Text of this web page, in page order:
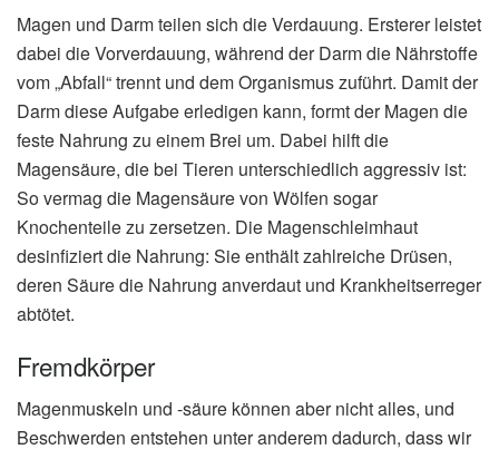
Magen und Darm teilen sich die Verdauung. Ersterer leistet
dabei die Vorverdauung, während der Darm die Nährstoffe
vom „Abfall“ trennt und dem Organismus zuführt. Damit der
Darm diese Aufgabe erledigen kann, formt der Magen die
feste Nahrung zu einem Brei um. Dabei hilft die
Magensäure, die bei Tieren unterschiedlich aggressiv ist:
So vermag die Magensäure von Wölfen sogar
Knochenteile zu zersetzen. Die Magenschleimhaut
desinfiziert die Nahrung: Sie enthält zahlreiche Drüsen,
deren Säure die Nahrung anverdaut und Krankheitserreger
abtötet.
Fremdkörper
Magenmuskeln und -säure können aber nicht alles, und
Beschwerden entstehen unter anderem dadurch, dass wir